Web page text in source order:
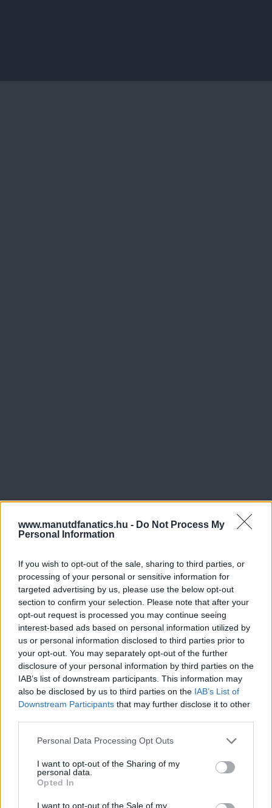
www.manutdfanatics.hu - Do Not Process My
Personal Information
If you wish to opt-out of the sale, sharing to third parties, or
processing of your personal or sensitive information for
targeted advertising by us, please use the below opt-out
section to confirm your selection. Please note that after your
opt-out request is processed you may continue seeing
interest-based ads based on personal information utilized by
us or personal information disclosed to third parties prior to
your opt-out. You may separately opt-out of the further
disclosure of your personal information by third parties on the
IAB’s list of downstream participants. This information may
also be disclosed by us to third parties on the IAB’s List of
Downstream Participants that may further disclose it to other
Please note that this website/app uses one or more Google
not limited to your visit or usage behaviour. You may click to
grant or deny consent to Google and its third-party tags to
use your data for below specified purposes in below Google
consent section.
Personal Data Processing Opt Outs
I want to opt-out of the Sharing of my
personal data.
Opted In
I want to opt-out of the Sale of my